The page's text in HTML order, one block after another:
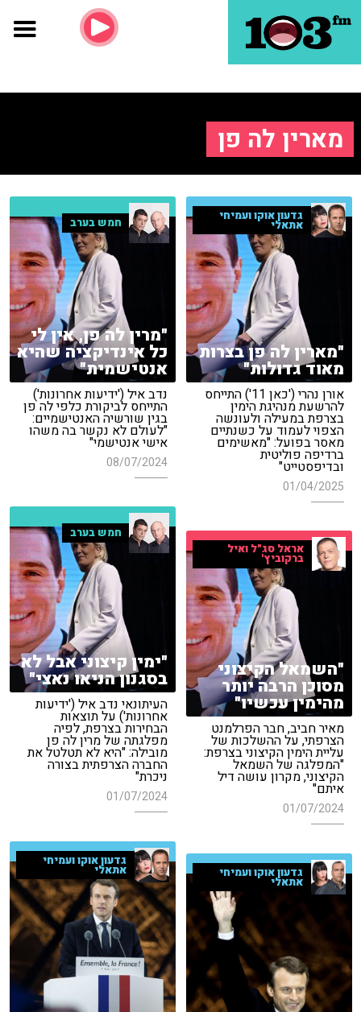
מארין לה פן
גדעון אוקו ועמיחי
אתאלי
"מארין לה פן בצרות
מאוד גדולות"
אורן נהרי ('כאן 11') התייחס
להרשעת מנהיגת הימין
בצרפת במעילה ולעונשה
הצפוי לעמוד על כשנתיים
מאסר בפועל: "מאשימים
ברדיפה פוליטית
ובדיפסטייט"
01/04/2025
חמש בערב
"מרין לה פן, אין לי
כל אינדיקציה שהיא
אנטישמית"
נדב איל ('ידיעות אחרונות')
התייחס לביקורת כלפי לה פן
בגין שורשיה האנטישמיים:
"לעולם לא נקשר בה משהו
אישי אנטישמי"
08/07/2024
חמש בערב
"ימין קיצוני אבל לא
בסגנון הניאו נאצי"
העיתונאי נדב איל ('ידיעות
אחרונות') על תוצאות
הבחירות בצרפת, לפיה
מפלגתה של מרין לה פן
מובילה: "היא לא תטלטל את
החברה הצרפתית בצורה
ניכרת"
01/07/2024
אראל סג"ל ואיל
ברקוביץ'
"השמאל הקיצוני
מסוכן הרבה יותר
מהימין עכשיו"
מאיר חביב, חבר הפרלמנט
הצרפתי, על ההשלכות של
עליית הימין הקיצוני בצרפת:
"המפלגה של השמאל
הקיצוני, מקרון עושה דיל
איתם"
01/07/2024
גדעון אוקו ועמיחי
אתאלי גדעון אוקו ועמיחי
אתאלי